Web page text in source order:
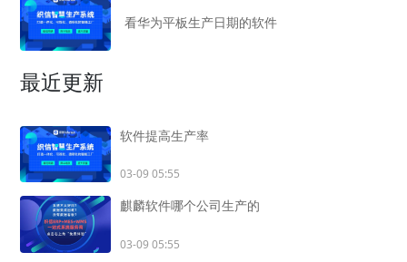
看华为平板生产日期的软件
最近更新
软件提高生产率
03-09 05:55
麒麟软件哪个公司生产的
03-09 05:55